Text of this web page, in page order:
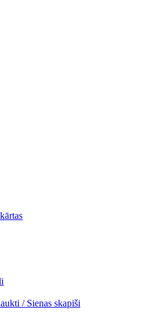
/ Sienas skapiši